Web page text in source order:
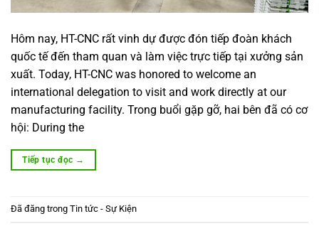
Hôm nay, HT-CNC rất vinh dự được đón tiếp đoàn khách
quốc tế đến tham quan và làm việc trực tiếp tại xưởng sản
xuất. Today, HT-CNC was honored to welcome an
international delegation to visit and work directly at our
manufacturing facility. Trong buổi gặp gỡ, hai bên đã có cơ
hội: During the
Tiếp tục đọc →
Đã đăng trong Tin tức - Sự Kiện